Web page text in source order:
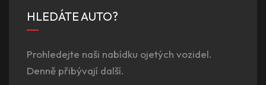
HLEDÁTE AUTO?
Prohledejte naši nabídku ojetých vozidel.
Denně přibývají další.